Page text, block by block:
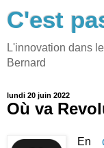
C'est
L'innovation dans
Bernard
lundi 20 juin 2022
Où va
En